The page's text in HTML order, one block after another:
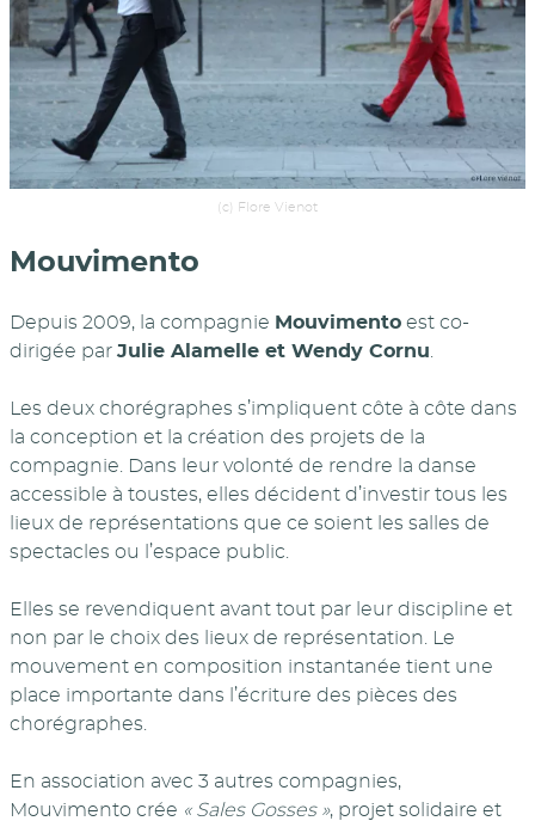
(c) Flore Vienot
Mouvimento
Depuis 2009, la compagnie Mouvimento est co-
dirigée par Julie Alamelle et Wendy Cornu
Les deux chorégraphes s’impliquent côte à côte dans
la conception et la création des projets de la
compagnie. Dans leur volonté de rendre la danse
accessible à toustes, elles décident d’investir tous les
lieux de représentations que ce soient les salles de
spectacles ou l’espace public.
Elles se revendiquent avant tout par leur discipline et
non par le choix des lieux de représentation. Le
mouvement en composition instantanée tient une
place importante dans l’écriture des pièces des
chorégraphes.
En association avec 3 autres compagnies,
Mouvimento crée « Sales Gosses », projet solidaire et